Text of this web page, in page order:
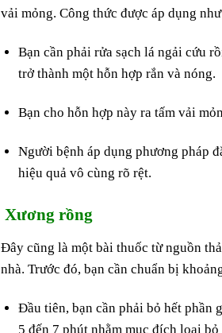
vải mỏng. Công thức được áp dụng
Bạn cần phải rửa sạch lá ngải cứu
trở thành một hỗn hợp rắn và nóng.
Bạn cho hỗn hợp này ra tấm vải
Người bệnh áp dụng phương pháp
hiệu quả vô cùng rõ rệt.
Xương rồng
Đây cũng là một bài thuốc từ nguồn
nhà. Trước đó, bạn cần chuẩn bị
Đầu tiên, bạn cần phải bỏ hết phần
5 đến 7 phút nhằm mục đích loại bỏ